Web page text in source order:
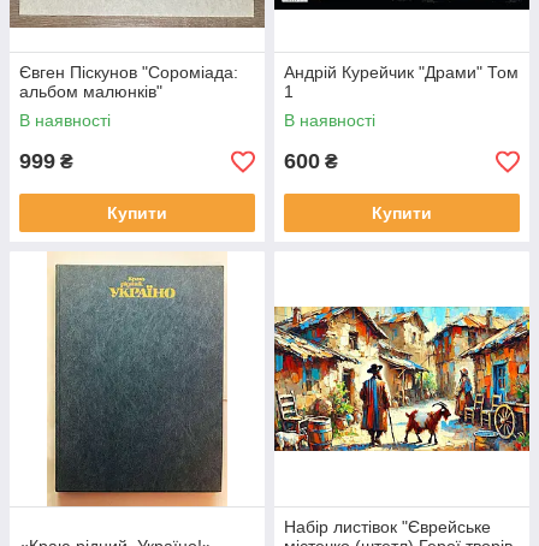
Євген Піскунов "Сороміада:
альбом малюнків"
В наявності
999 ₴
Купити
Андрій Курейчик "Драми" Том
1
В наявності
600 ₴
Купити
Набір листівок "Єврейське